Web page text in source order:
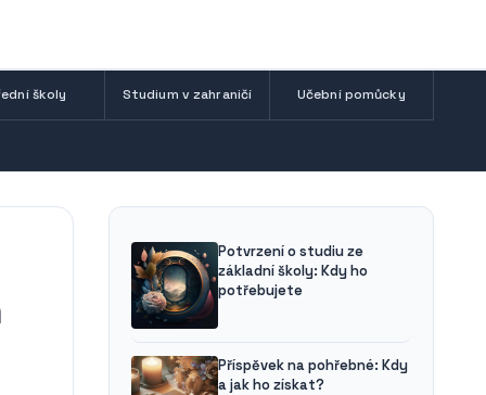
školy Studium v zahraničí Učební pomůcky
Potvrzení o studiu ze
základní školy: Kdy ho
potřebujete
Příspěvek na pohřebné: Kdy
a jak ho získat?